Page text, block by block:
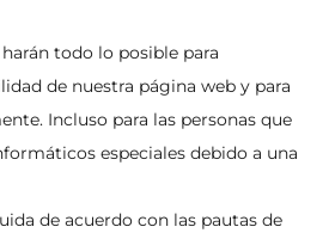
todo lo posible para
de nuestra página web y para
Incluso para las personas que
especiales debido a una
de acuerdo con las pautas de